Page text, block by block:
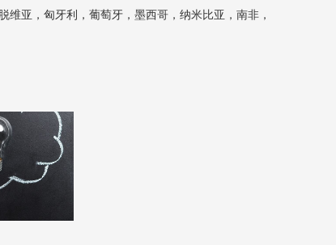
亚，匈牙利，葡萄牙，墨西哥，纳米比亚，南非，